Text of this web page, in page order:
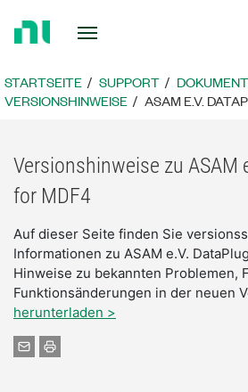
zur
STARTSEITE SUPPORT
VERSIONSHINWEISE
ASAM E.V.
Versionshinweise zu ASAM
for MDF4
Auf dieser Seite finden Sie
Informationen zu ASAM e.V.
Hinweise zu bekannten Problemen,
Funktionsänderungen in der neuen
herunterladen >